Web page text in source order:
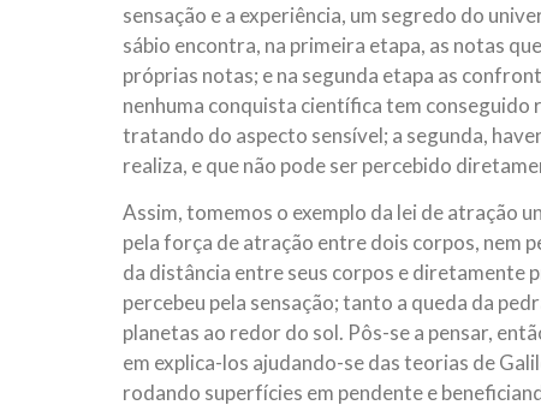
sensação e a experiência, um segredo do
sábio encontra, na primeira etapa, as notas
próprias notas; e na segunda etapa as
nenhuma conquista científica tem conseguido
tratando do aspecto sensível; a segunda,
realiza, e que não pode ser percebido
Assim, tomemos o exemplo da lei de atração
pela força de atração entre dois corpos, nem
da distância entre seus corpos e diretamente
percebeu pela sensação; tanto a queda da
planetas ao redor do sol. Pôs-se a pensar,
em explica-los ajudando-se das teorias de
rodando superfícies em pendente e